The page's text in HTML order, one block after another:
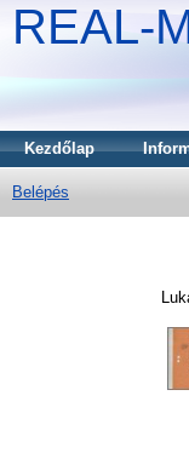
REAL-
Kezdőlap
Belépés